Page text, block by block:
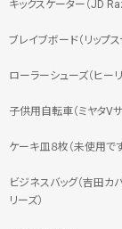
キックスケーター（JD
ブレイブボード（リップス
ローラーシューズ（ヒー
子供用自転車（ミヤタVサ
ケーキ皿８枚（未使用です
ビジネスバッグ（吉田カ
リーズ）